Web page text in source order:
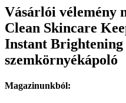
Vásárlói vélemény
Clean Skincare
Instant Brightening
szemkörnyékápoló
Magazinunkból: